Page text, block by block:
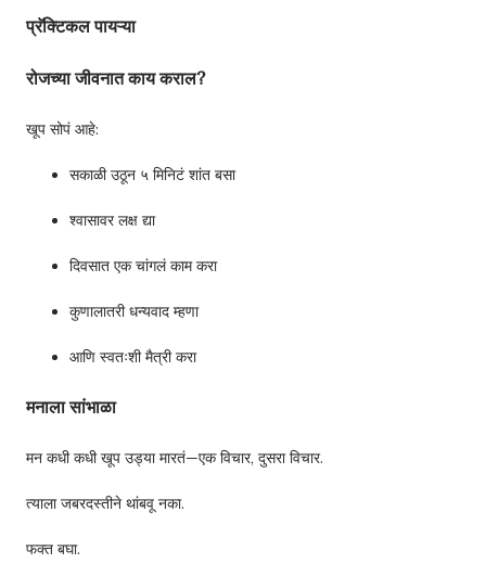
प्रॅक्टिकल पायऱ्या
रोजच्या जीवनात काय कराल?
खूप सोपं आहे:
सकाळी उठून ५ मिनिटं शांत बसा
श्वासावर लक्ष द्या
दिवसात एक चांगलं काम करा
कुणालातरी धन्यवाद म्हणा
आणि स्वतःशी मैत्री करा
मनाला सांभाळा
मन कधी कधी खूप उड्या मारतं—एक विचार, दुसरा विचार.
त्याला जबरदस्तीने थांबवू नका.
फक्त बघा.